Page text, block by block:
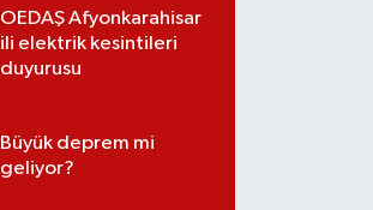
OEDAŞ Afyonkarahisar
ili elektrik kesintileri
duyurusu
Büyük deprem mi
geliyor?